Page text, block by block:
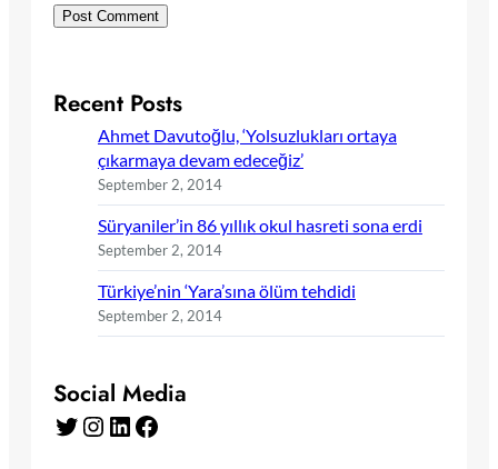
Recent Posts
Ahmet Davutoğlu, ‘Yolsuzlukları ortaya
çıkarmaya devam edeceğiz’
September 2, 2014
Süryaniler’in 86 yıllık okul hasreti sona erdi
September 2, 2014
Türkiye’nin ‘Yara’sına ölüm tehdidi
September 2, 2014
Social Media
Twitter Instagram LinkedIn Facebook